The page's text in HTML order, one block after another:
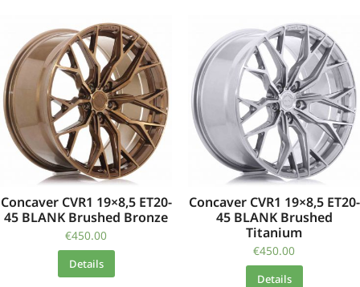
Concaver CVR1 19×8,5 ET20-
45 BLANK Brushed Bronze
€450.00
Details
Concaver CVR1 19×8,5 ET20-
45 BLANK Brushed
Titanium
€450.00
Details